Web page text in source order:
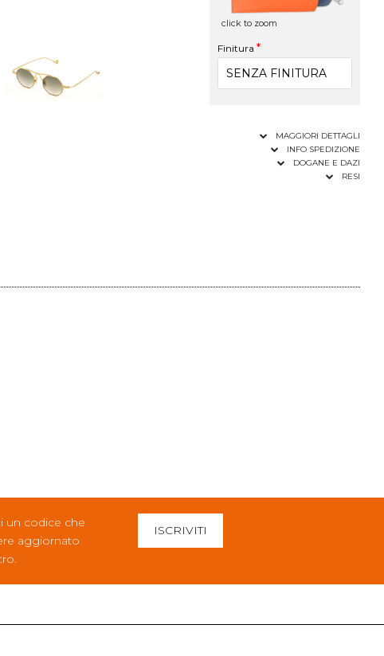
click to zoom
Finitura
MAGGIORI DETTAGLI
INFO SPEDIZIONE
DOGANE E DAZI
RESI
un codice che
aggiornato
ISCRIVITI